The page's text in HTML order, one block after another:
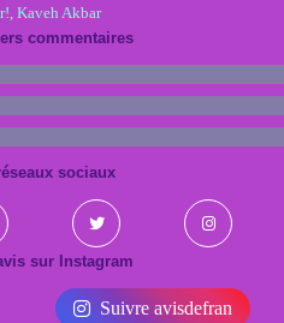
Kaveh Akbar
commentaires
sociaux
sur Instagram
Suivre avisdefran